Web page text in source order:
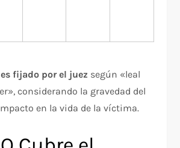
fijado por el juez según «leal
considerando la gravedad del
en la vida de la víctima.